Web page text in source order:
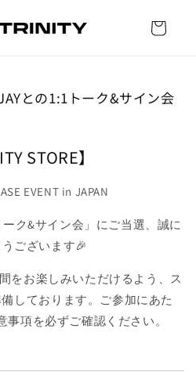
Cart
との1:1トーク&サイン会
STORE】
EVENT in JAPAN
ク&サイン会」にご当選、誠に
ございます🎉
をお楽しみいただけるよう、ス
しております。ご参加にあた
事項を必ずご確認ください。